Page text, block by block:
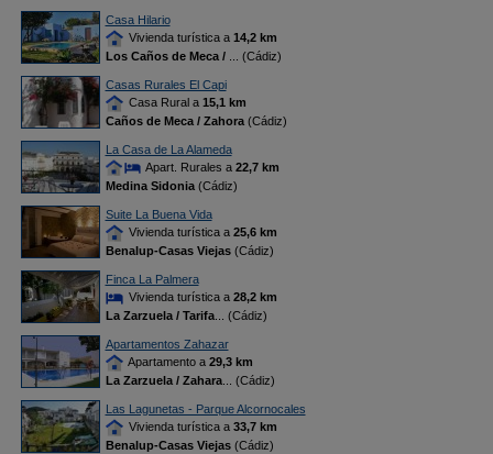
Casa Hilario
Vivienda turística a 14,2 km
Los Caños de Meca /
... (Cádiz)
Casas Rurales El Capi
Casa Rural a 15,1 km
Caños de Meca / Zahora(Cádiz)
La Casa de La Alameda
Apart. Rurales a 22,7 km
Medina Sidonia(Cádiz)
Suite La Buena Vida
Vivienda turística a 25,6 km
Benalup-Casas Viejas(Cádiz)
Finca La Palmera
Vivienda turística a 28,2 km
La Zarzuela / Tarifa... (Cádiz)
Apartamentos Zahazar
Apartamento a 29,3 km
La Zarzuela / Zahara... (Cádiz)
Las Lagunetas - Parque Alcornocales
Vivienda turística a 33,7 km
Benalup-Casas Viejas(Cádiz)